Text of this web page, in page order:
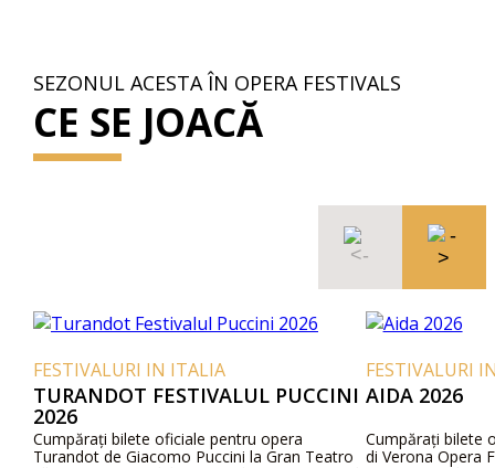
SEZONUL ACESTA ÎN OPERA FESTIVALS
CE SE JOACĂ
FESTIVALURI IN ITALIA
TURANDOT FESTIVALUL PUCCINI
2026
Cumpărați bilete oficiale pentru opera
Turandot de Giacomo Puccini la Gran Teatro
FESTIVALURI
AIDA 2026
Cumpărați bilete
di Verona Opera